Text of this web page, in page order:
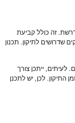
זה כולל קביעת
שדרושים לתיקון. תכנון
לעיתים, ייתכן צורך
התיקון. לכן, יש לתכנן